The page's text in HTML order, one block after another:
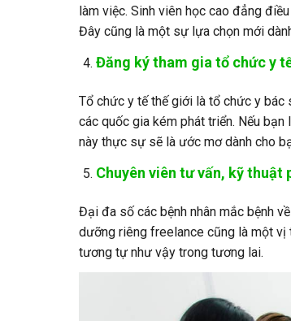
làm việc. Sinh viên học cao đẳng
Đây cũng là một sự lựa chọn mới
Đăng ký tham gia tổ chức y
Tổ chức y tế thế giới là tổ chức y bác
các quốc gia kém phát triển. Nếu
này thực sự sẽ là ước mơ dành cho
Chuyên viên tư vấn, kỹ thuật
Đại đa số các bệnh nhân mắc bệnh
dưỡng riêng freelance cũng là một vị
tương tự như vậy trong tương lai.